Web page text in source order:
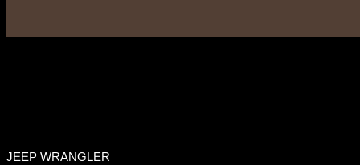
JEEP WRANGLER